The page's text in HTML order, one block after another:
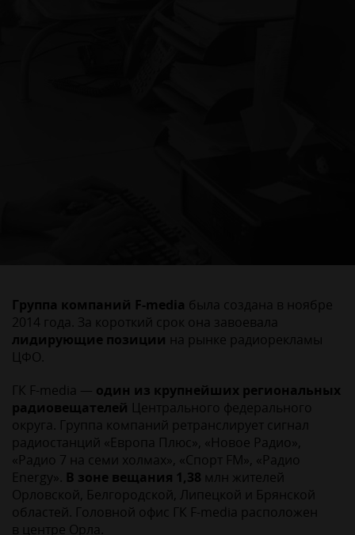
Группа компаний F-media была создана в ноябре
2014 года. За короткий срок она завоевала
лидирующие позиции на рынке радиорекламы
ЦФО.
ГК F-media — один из крупнейших региональных
радиовещателей Центрального федерального
округа. Группа компаний ретранслирует сигнал
радиостанций «Европа Плюс», «Новое Радио»,
«Радио 7 на семи холмах», «Спорт FM», «Радио
Energy». В зоне вещания 1,38 млн жителей
Орловской, Белгородской, Липецкой и Брянской
областей. Головной офис ГК F-media расположен
в центре Орла.